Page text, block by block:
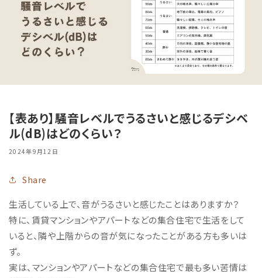
【表あり】騒音レベルでうるさいと感じるデシベ
ル(dB)はどのくらい？
2024年9月12日
Share
生活している上で、音がうるさいと感じたことはありますか？
特に、賃貸マンションやアパートなどの集合住宅で生活をして
いると、隣や上階からの音が気になったことがある方も多いは
ず。
実は、マンションやアパートなどの集合住宅で最も多い苦情は